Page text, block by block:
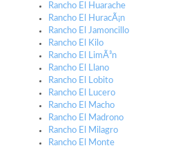
Rancho El Huarache
Rancho El HuracÃ¡n
Rancho El Jamoncillo
Rancho El Kilo
Rancho El LimÃ³n
Rancho El Llano
Rancho El Lobito
Rancho El Lucero
Rancho El Macho
Rancho El Madrono
Rancho El Milagro
Rancho El Monte